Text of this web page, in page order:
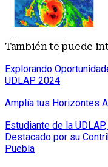
También te puede
Explorando
UDLAP 2024
Amplía tus Horizontes
Estudiante de la
Destacado por su
Puebla